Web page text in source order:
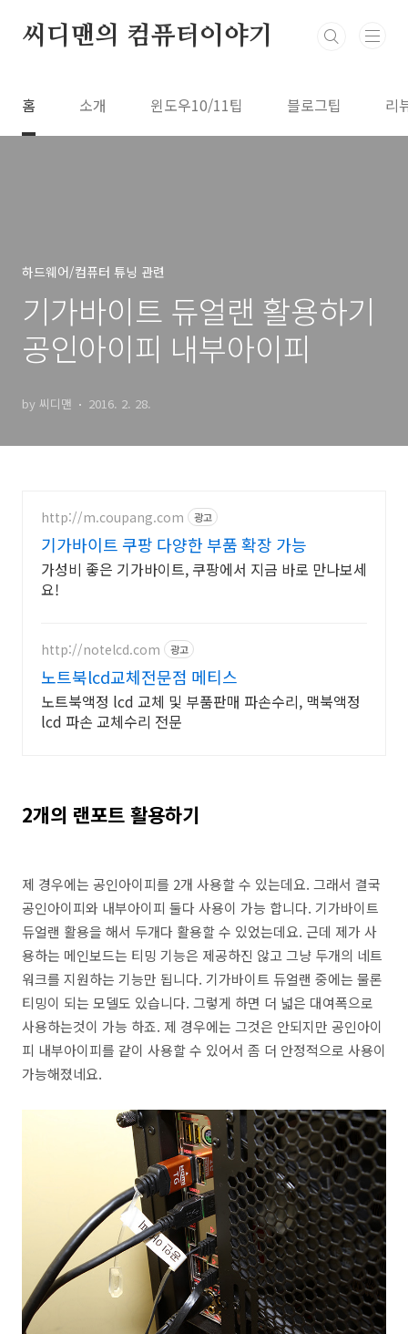
씨디맨의 컴퓨터이야기
홈 소개 윈도우10/11팁 블로그팁 리
하드웨어/컴퓨터 튜닝 관련
기가바이트 듀얼랜 활용하기
공인아이피 내부아이피
by 씨디맨 2016. 2. 28.
http://m.coupang.com 광고
기가바이트 쿠팡 다양한 부품 확장 가능
가성비 좋은 기가바이트, 쿠팡에서 지금 바로 만나보세
요!
http://notelcd.com 광고
노트북lcd교체전문점 메티스
노트북액정 lcd 교체 및 부품판매 파손수리, 맥북액정
lcd 파손 교체수리 전문
2개의 랜포트 활용하기
제 경우에는 공인아이피를 2개 사용할 수 있는데요. 그래서 결국
공인아이피와 내부아이피 둘다 사용이 가능 합니다. 기가바이트
듀얼랜 활용을 해서 두개다 활용할 수 있었는데요. 근데 제가 사
용하는 메인보드는 티밍 기능은 제공하진 않고 그냥 두개의 네트
워크를 지원하는 기능만 됩니다. 기가바이트 듀얼랜 중에는 물론
티밍이 되는 모델도 있습니다. 그렇게 하면 더 넓은 대여폭으로
사용하는것이 가능 하죠. 제 경우에는 그것은 안되지만 공인아이
피 내부아이피를 같이 사용할 수 있어서 좀 더 안정적으로 사용이
가능해졌네요.